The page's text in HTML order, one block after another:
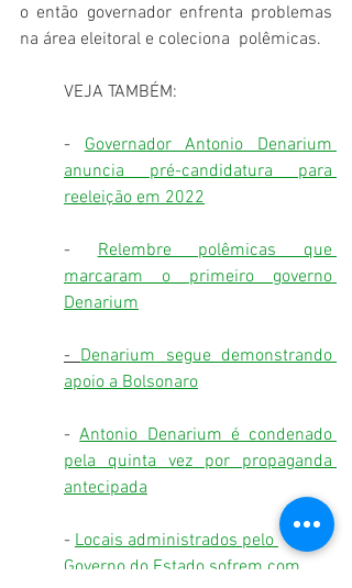
o então governador enfrenta problemas
na área eleitoral e coleciona  polêmicas.
VEJA TAMBÉM:
- Governador Antonio Denarium
anuncia pré-candidatura para
reeleição em 2022
- Relembre polêmicas que
marcaram o primeiro governo
Denarium
- Denarium segue demonstrando
apoio a Bolsonaro
- Antonio Denarium é condenado
pela quinta vez por propaganda
antecipada
- Locais administrados pelo
Governo do Estado sofrem com